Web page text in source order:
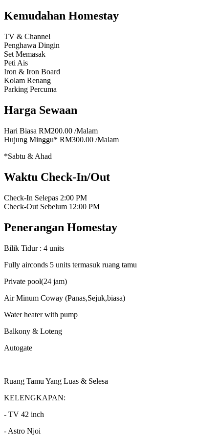
Kemudahan Homestay
TV & Channel
Penghawa Dingin
Set Memasak
Peti Ais
Iron & Iron Board
Kolam Renang
Parking Percuma
Harga Sewaan
Hari Biasa RM200.00 /Malam
Hujung Minggu* RM300.00 /Malam
*Sabtu & Ahad
Waktu Check-In/Out
Check-In Selepas 2:00 PM
Check-Out Sebelum 12:00 PM
Penerangan Homestay
Bilik Tidur : 4 units
Fully airconds 5 units termasuk ruang tamu
Private pool(24 jam)
Air Minum Coway (Panas,Sejuk,biasa)
Water heater with pump
Balkony & Loteng
Autogate
Ruang Tamu Yang Luas & Selesa
KELENGKAPAN:
- TV 42 inch
- Astro Njoi